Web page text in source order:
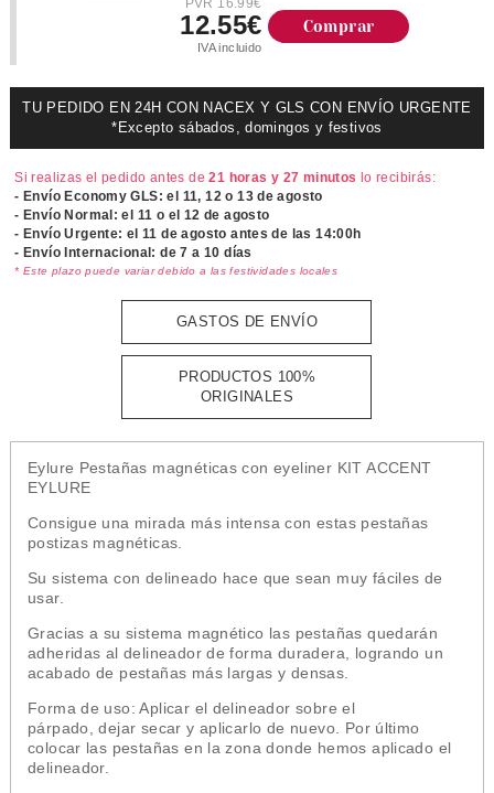
PVR 16.99€
12.55€
IVA incluido
Comprar
TU PEDIDO EN 24H CON NACEX Y GLS CON ENVÍO URGENTE
*Excepto sábados, domingos y festivos
Si realizas el pedido antes de21 horas y 27 minutos lo recibirás:
- Envío Economy GLS: el 11, 12 o 13 de agosto
- Envío Normal: el 11 o el 12 de agosto
- Envío Urgente: el11 de agosto antes de las 14:00h
- Envío Internacional: de 7 a 10 días
* Este plazo puede variar debido a las festividades locales
GASTOS DE ENVÍO
PRODUCTOS 100%
ORIGINALES
Eylure Pestañas magnéticas con eyeliner KIT ACCENT
EYLURE
Consigue una mirada más intensa con estas pestañas
postizas magnéticas.
Su sistema con delineado hace que sean muy fáciles de
usar.
Gracias a su sistema magnético las pestañas quedarán
adheridas al delineador de forma duradera, logrando un
acabado de pestañas más largas y densas.
Forma de uso: Aplicar el delineador sobre el
párpado, dejar secar y aplicarlo de nuevo. Por último
colocar las pestañas en la zona donde hemos aplicado el
delineador.